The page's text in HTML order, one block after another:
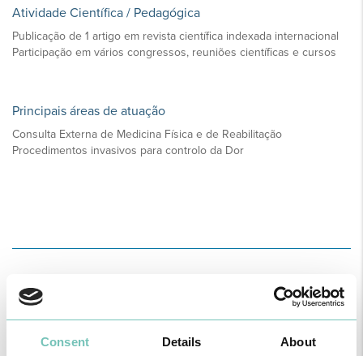
Consent Details About
Atividade Científica / Pedagógica
Publicação de 1 artigo em revista científica indexada internacional
Participação em vários congressos, reuniões científicas e cursos
Principais áreas de atuação
Consulta Externa de Medicina Física e de Reabilitação
Procedimentos invasivos para controlo da Dor
Notícias Saudáveis